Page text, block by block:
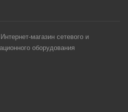
магазин сетевого и
оборудования